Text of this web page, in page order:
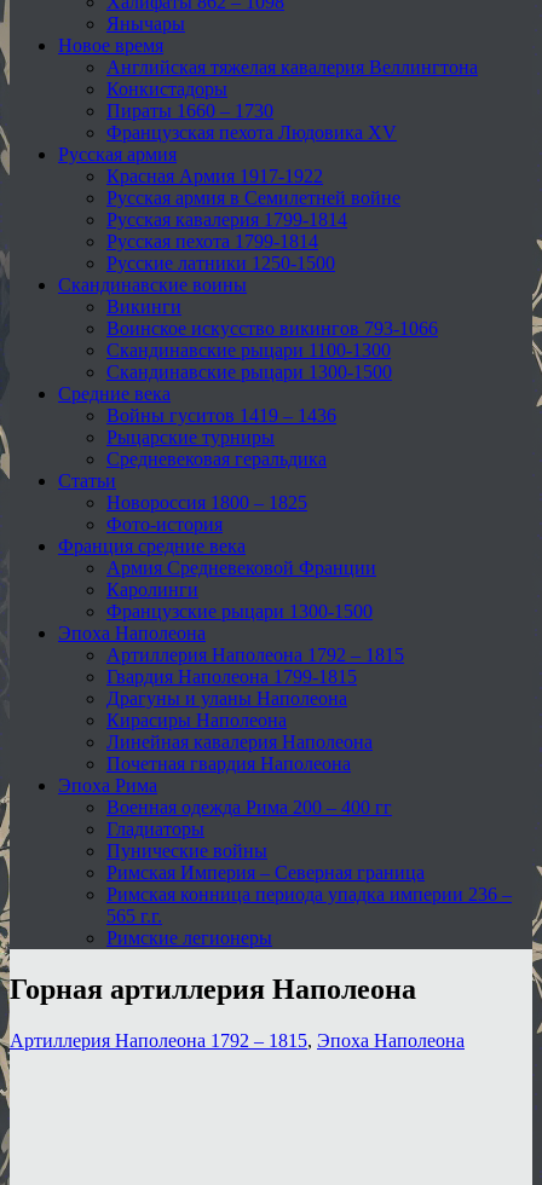
Янычары
Новое время
Английская тяжелая кавалерия Веллингтона
Конкистадоры
Пираты 1660 – 1730
Французская пехота Людовика XV
Русская армия
Красная Армия 1917-1922
Русская армия в Семилетней войне
Русская кавалерия 1799-1814
Русская пехота 1799-1814
Русские латники 1250-1500
Скандинавские воины
Викинги
Воинское искусство викингов 793-1066
Скандинавские рыцари 1100-1300
Скандинавские рыцари 1300-1500
Средние века
Войны гуситов 1419 – 1436
Рыцарские турниры
Средневековая геральдика
Статьи
Новороссия 1800 – 1825
Фото-история
Франция средние века
Армия Средневековой Франции
Каролинги
Французские рыцари 1300-1500
Эпоха Наполеона
Артиллерия Наполеона 1792 – 1815
Гвардия Наполеона 1799-1815
Драгуны и уланы Наполеона
Кирасиры Наполеона
Линейная кавалерия Наполеона
Почетная гвардия Наполеона
Эпоха Рима
Военная одежда Рима 200 – 400 гг
Гладиаторы
Пунические войны
Римская Империя – Северная граница
Римская конница периода упадка империи 236 –
565 г.г.
Римские легионеры
Горная артиллерия Наполеона
Артиллерия Наполеона 1792 – 1815, Эпоха Наполеона